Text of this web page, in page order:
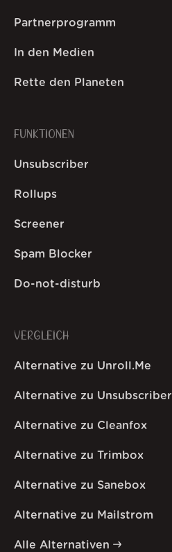
Partnerprogramm
In den Medien
Rette den Planeten
FUNKTIONEN
Unsubscriber
Rollups
Screener
Spam Blocker
Do-not-disturb
VERGLEICH
Alternative zu Unroll.Me
Alternative zu Unsubscriber
Alternative zu Cleanfox
Alternative zu Trimbox
Alternative zu Sanebox
Alternative zu Mailstrom
Alle Alternativen